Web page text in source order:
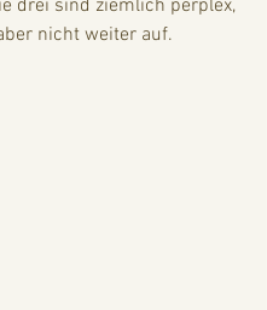
drei sind ziemlich perplex,
nicht weiter auf.